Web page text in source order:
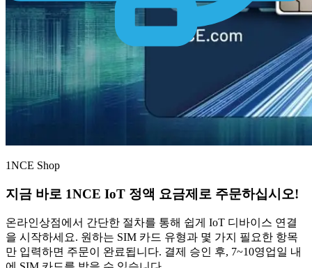
1NCE Shop
지금 바로 1NCE IoT 정액 요금제로 주문하십시오!
온라인상점에서 간단한 절차를 통해 쉽게 IoT 디바이스 연결
을 시작하세요. 원하는 SIM 카드 유형과 몇 가지 필요한 항목
만 입력하면 주문이 완료됩니다. 결제 승인 후, 7~10영업일 내